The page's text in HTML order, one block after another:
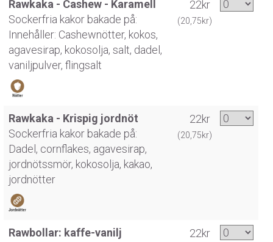
Rawkaka - Cashew - Karamell
Sockerfria kakor bakade på:
Innehåller: Cashewnötter, kokos,
agavesirap, kokosolja, salt, dadel,
vaniljpulver, flingsalt
22kr
(20,75kr)
Rawkaka - Krispig jordnöt
Sockerfria kakor bakade på:
Dadel, cornflakes, agavesirap,
jordnötssmör, kokosolja, kakao,
jordnötter
22kr
(20,75kr)
Rawbollar: kaffe-vanilj
22kr